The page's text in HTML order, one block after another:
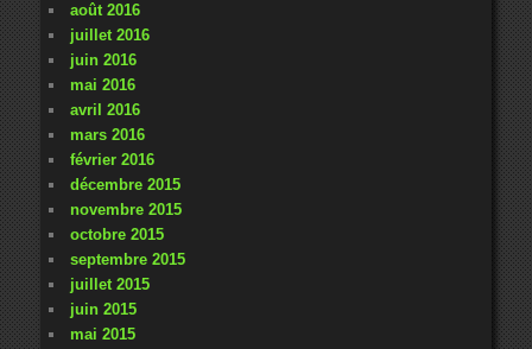
août 2016
juillet 2016
juin 2016
mai 2016
avril 2016
mars 2016
février 2016
décembre 2015
novembre 2015
octobre 2015
septembre 2015
juillet 2015
juin 2015
mai 2015